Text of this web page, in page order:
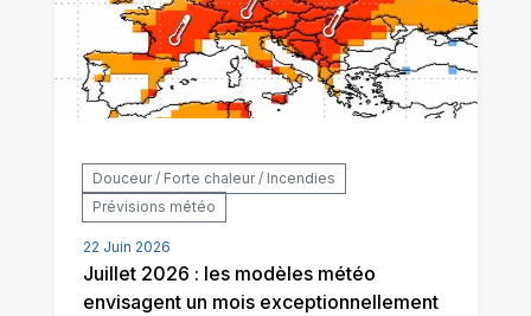
Douceur / Forte chaleur / Incendies
Prévisions météo
22 Juin 2026
Juillet 2026 : les modèles météo
envisagent un mois exceptionnellement